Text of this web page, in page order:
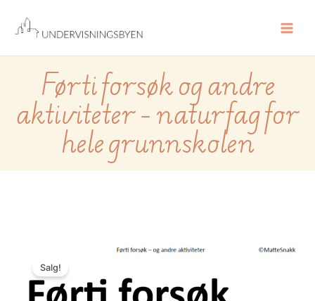
innholdet
Førti forsøk og andre
aktiviteter – naturfag for
hele grunnskolen
forsøk
og
andre
Salg!